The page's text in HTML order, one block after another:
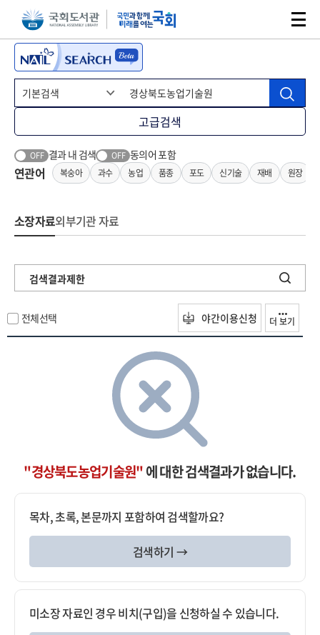
본문 바로가기주메뉴 바로가기
고급검색
OFF 결과 내 검색 OFF 동의어 포함
연관어 복숭아 과수 농업 품종 포도 신기술 재배 원장
소장자료외부기관 자료
검색결과제한
전체선택 야간이용신청 더 보기
"경상북도농업기술원"에 대한 검색결과가 없습니다.
목차, 초록, 본문까지 포함하여 검색할까요?
검색하기 →
미소장 자료인 경우 비치(구입)을 신청하실 수 있습니다.